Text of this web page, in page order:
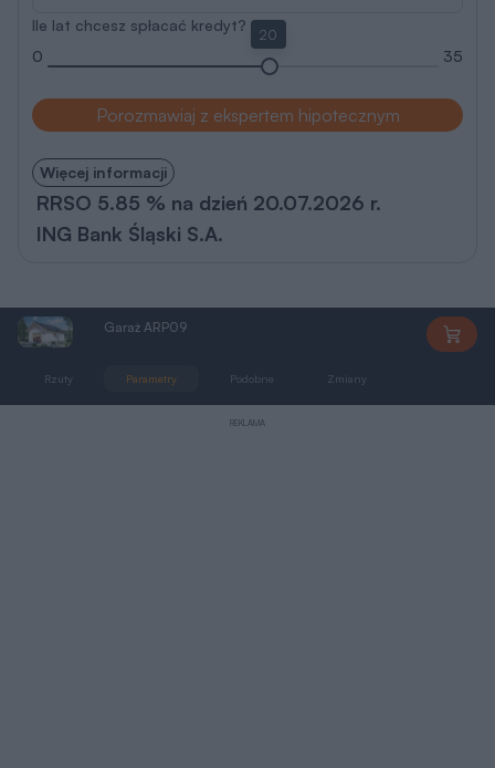
Ile lat chcesz spłacać kredyt?
0
20
35
Porozmawiaj z ekspertem hipotecznym
Więcej informacji
RRSO 5.85 % na dzień 20.07.2026 r.
ING Bank Śląski S.A.
Garaż ARP09
Rzuty Parametry Podobne Zmiany
REKLAMA